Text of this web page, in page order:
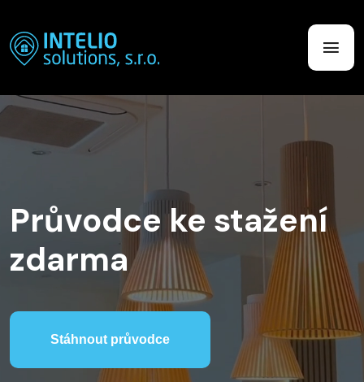
Průvodce ke stažení
zdarma
Stáhnout průvodce